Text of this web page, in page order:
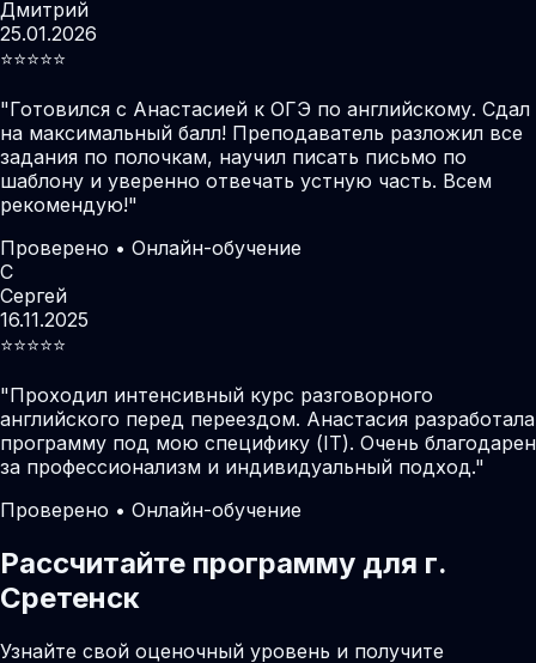
Дмитрий
25.01.2026
⭐️⭐️⭐️⭐️⭐️
"Готовился с Анастасией к ОГЭ по английскому. Сдал
на максимальный балл! Преподаватель разложил все
задания по полочкам, научил писать письмо по
шаблону и уверенно отвечать устную часть. Всем
рекомендую!"
Проверено • Онлайн-обучение
С
Сергей
16.11.2025
⭐️⭐️⭐️⭐️⭐️
"Проходил интенсивный курс разговорного
английского перед переездом. Анастасия разработала
программу под мою специфику (IT). Очень благодарен
за профессионализм и индивидуальный подход."
Проверено • Онлайн-обучение
Рассчитайте программу для г.
Сретенск
Узнайте свой оценочный уровень и получите